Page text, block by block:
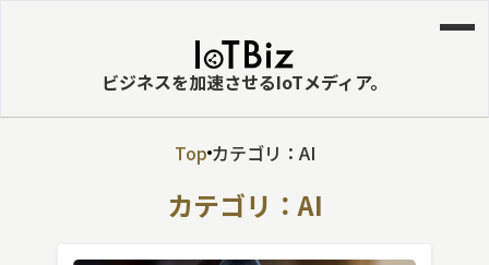
ビジネスを加速させるIoTメディア。
Topカテゴリ：AI
カテゴリ：AI